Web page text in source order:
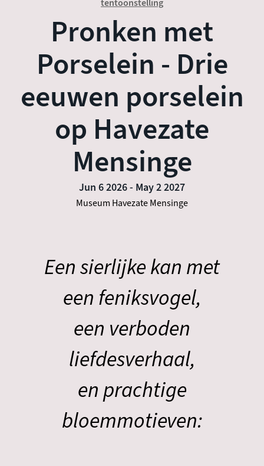
tentoonstelling
Pronken met
Porselein - Drie
eeuwen porselein
op Havezate
Mensinge
Jun 6 2026- May 2 2027
Museum Havezate Mensinge
Een sierlijke kan met
een feniksvogel,
een verboden
liefdesverhaal,
en prachtige
bloemmotieven: